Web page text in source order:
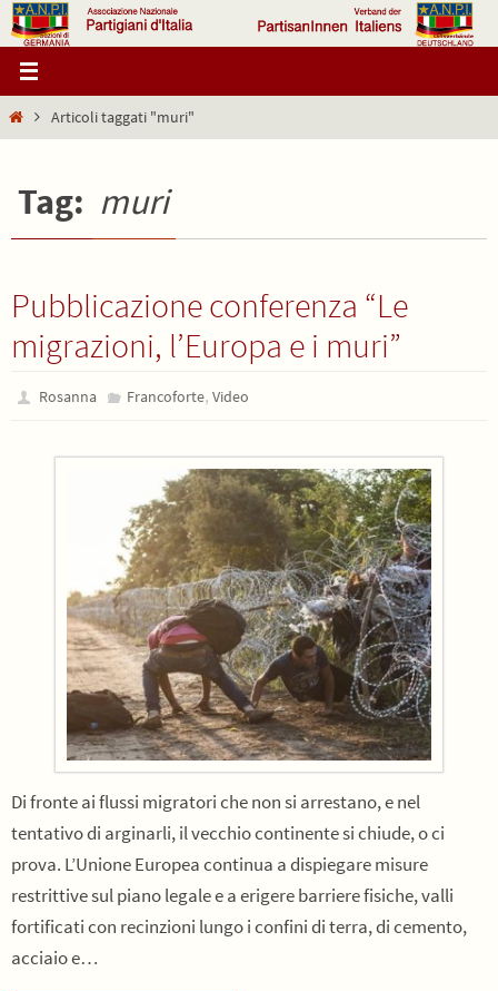
Salta
al
contenuto
HomeArticoli taggati "muri"
Tag: muri
Pubblicazione conferenza “Le
migrazioni, l’Europa e i muri”
Rosanna Francoforte, Video
Di fronte ai flussi migratori che non si arrestano, e nel
tentativo di arginarli, il vecchio continente si chiude, o ci
prova. L’Unione Europea continua a dispiegare misure
restrittive sul piano legale e a erigere barriere fisiche, valli
fortificati con recinzioni lungo i confini di terra, di cemento,
acciaio e…